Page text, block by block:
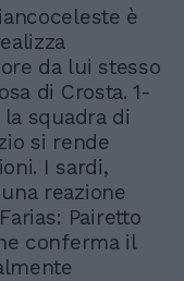
è
da lui stesso
di Crosta. 1-
squadra di
si rende
I sardi,
reazione
Pairetto
conferma il